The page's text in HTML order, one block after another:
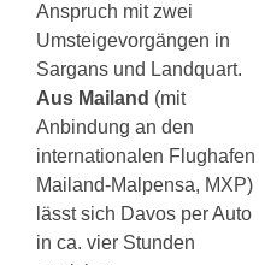
Anspruch mit zwei
Umsteigevorgängen in
Sargans und Landquart.
Aus Mailand (mit
Anbindung an den
internationalen Flughafen
Mailand-Malpensa, MXP)
lässt sich Davos per Auto
in ca. vier Stunden